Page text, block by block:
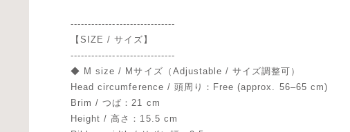
------------------------------
【SIZE / サイズ】
------------------------------
◆ M size / Mサイズ（Adjustable / サイズ調整可）
Head circumference / 頭周り：Free (approx. 56–65 cm)
Brim / つば：21 cm
Height / 高さ：15.5 cm